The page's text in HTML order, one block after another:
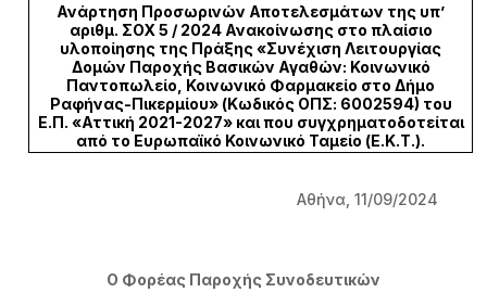
Ανάρτηση Προσωρινών Αποτελεσμάτων της υπ’
αριθμ. ΣΟΧ 5 / 2024 Ανακοίνωσης στο πλαίσιο
υλοποίησης της Πράξης «Συνέχιση Λειτουργίας
Δομών Παροχής Βασικών Αγαθών: Κοινωνικό
Παντοπωλείο, Κοινωνικό Φαρμακείο στο Δήμο
Ραφήνας-Πικερμίου»(Κωδικός ΟΠΣ: 6002594) του
Ε.Π. «Αττική 2021-2027» και που συγχρηματοδοτείται
από το Ευρωπαϊκό Κοινωνικό Ταμείο (Ε.Κ.Τ.).
Αθήνα, 11/09/2024
Ο Φορέας Παροχής Συνοδευτικών